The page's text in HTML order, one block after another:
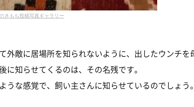
きもち投稿写真ギャラリー
外敵に居場所を知られないように、出したウンチを
知らせてくるのは、その名残です。
な感覚で、飼い主さんに知らせているのでしょう。